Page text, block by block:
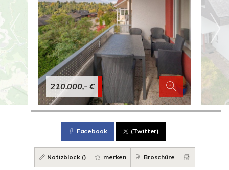
210.000,- €
Facebook (Twitter)
Notizblock () merken Broschüre